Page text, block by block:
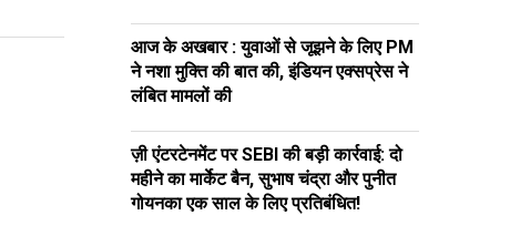
आज के अखबार : युवाओं से जूझने के लिए PM
ने नशा मुक्ति की बात की, इंडियन एक्सप्रेस ने
लंबित मामलों की
ज़ी एंटरटेनमेंट पर SEBI की बड़ी कार्रवाई: दो
महीने का मार्केट बैन, सुभाष चंद्रा और पुनीत
गोयनका एक साल के लिए प्रतिबंधित!